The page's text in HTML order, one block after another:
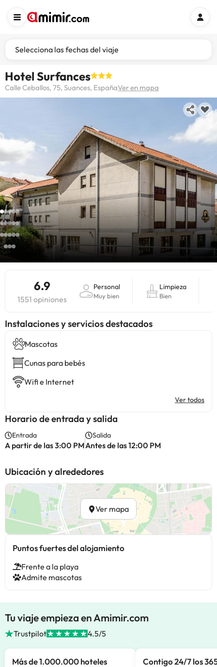
Selecciona las fechas del viaje
Hotel Surfances
Calle Ceballos, 75, Suances, EspañaVer en mapa
6.9
1551 opiniones
Personal
Muy bien
Limpieza
Bien
Instalaciones y servicios destacados
Mascotas
Cunas para bebés
Wifi e Internet
Ver todos
Horario de entrada y salida
Entrada
A partir de las 3:00 PM
Salida
Antes de las 12:00 PM
Ubicación y alrededores
Ver mapa
Puntos fuertes del alojamiento
Frente a la playa
Admite mascotas
Tu viaje empieza en Amimir.com
Trustpilot 4.5/5
Más de 1.000.000 hoteles
Contigo 24/7 los